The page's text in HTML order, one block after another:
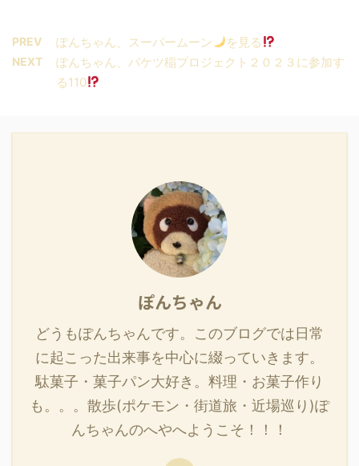
PREV ぽんちゃん、スーパームーン を見る
NEXT
ぽんちゃん、バケツ稲プロジェクト２０２３に参加す
る110
ぽんちゃん
どうもぽんちゃんです。このブログでは日常
に起こった出来事を中心に綴っていきます。
駄菓子・菓子パン大好き。料理・お菓子作り
も。。。散歩(ポケモン・街道旅・近場巡り)ぽ
んちゃんのへやへようこそ！！！